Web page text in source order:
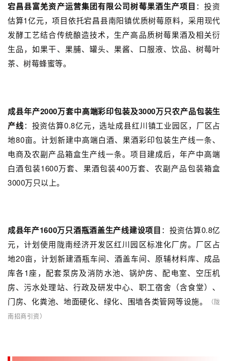
宕昌县富羌资产运营集团有限公司树莓果酒生产项目：投资
估算1亿元，项目依托宕昌县南阳镇优质树莓原料，采用现代
发酵工艺结合传统酿造技术，生产高品质树莓果酒及相关衍
生品，如果干、果脯、罐头、果酱、口服液、饮品、树莓叶
茶、树莓蜂蜜等。
成县年产2000万套中高端彩印包装及3000万只农产品包装生
产线：投资估算0.8亿元，选址成县红川镇工业园区，厂区占
地80亩。计划新建中高端白酒、果酒彩印包装生产线一条、
电商及农副产品箱盒生产线一条。项目建成后，年产中高端
白酒包装1600万套、果酒包装400万套、农副产品包装箱盒
3000万只以上。
成县年产1600万只酒瓶酒盖生产线建设项目：投资估算0.8亿
元，计划使用陇南经济开发区红川园区标准化厂房。厂区占
地20亩，计划新建酒瓶车间、酒盖车间、原辅材料库、成品
库各1座，配套泵房及消防水池、锅炉房、配电室、空压机
房、污水处理站、行政及研发中心、职工宿舍（含食堂）、
门房、化粪池、地面硬化、绿化、围墙各类管网等设施。
（陇
南招商引资）